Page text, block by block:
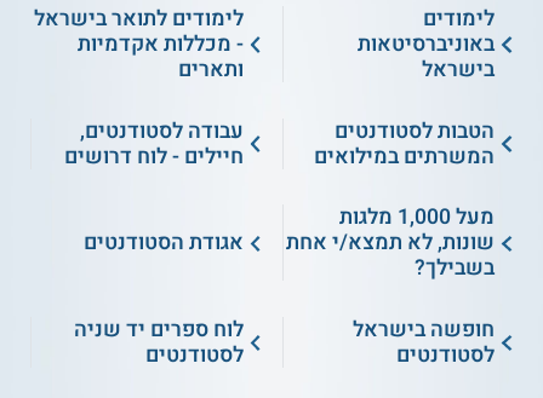
לימודים
באוניברסיטאות
בישראל
לימודים לתואר בישראל
- מכללות אקדמיות
ותארים
הטבות לסטודנטים
המשרתים במילואים
עבודה לסטודנטים,
חיילים - לוח דרושים
מעל 1,000 מלגות
שונות, לא תמצא/י אחת
בשבילך?
אגודת הסטודנטים
חופשה בישראל
לסטודנטים
לוח ספרים יד שניה
לסטודנטים